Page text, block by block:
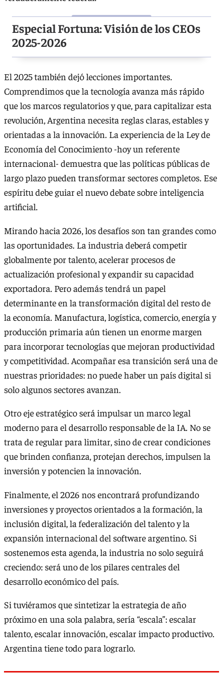
Especial Fortuna: Visión de los CEOs
2025-2026
El 2025 también dejó lecciones importantes.
Comprendimos que la tecnología avanza más rápido
que los marcos regulatorios y que, para capitalizar esta
revolución, Argentina necesita reglas claras, estables y
orientadas a la innovación. La experiencia de la Ley de
Economía del Conocimiento -hoy un referente
internacional- demuestra que las políticas públicas de
largo plazo pueden transformar sectores completos. Ese
espíritu debe guiar el nuevo debate sobre inteligencia
artificial.
Mirando hacia 2026, los desafíos son tan grandes como
las oportunidades. La industria deberá competir
globalmente por talento, acelerar procesos de
actualización profesional y expandir su capacidad
exportadora. Pero además tendrá un papel
determinante en la transformación digital del resto de
la economía. Manufactura, logística, comercio, energía y
producción primaria aún tienen un enorme margen
para incorporar tecnologías que mejoran productividad
y competitividad. Acompañar esa transición será una de
nuestras prioridades: no puede haber un país digital si
solo algunos sectores avanzan.
Otro eje estratégico será impulsar un marco legal
moderno para el desarrollo responsable de la IA. No se
trata de regular para limitar, sino de crear condiciones
que brinden confianza, protejan derechos, impulsen la
inversión y potencien la innovación.
Finalmente, el 2026 nos encontrará profundizando
inversiones y proyectos orientados a la formación, la
inclusión digital, la federalización del talento y la
expansión internacional del software argentino. Si
sostenemos esta agenda, la industria no solo seguirá
creciendo: será uno de los pilares centrales del
desarrollo económico del país.
Si tuviéramos que sintetizar la estrategia de año
próximo en una sola palabra, sería “escala”: escalar
talento, escalar innovación, escalar impacto productivo.
Argentina tiene todo para lograrlo.